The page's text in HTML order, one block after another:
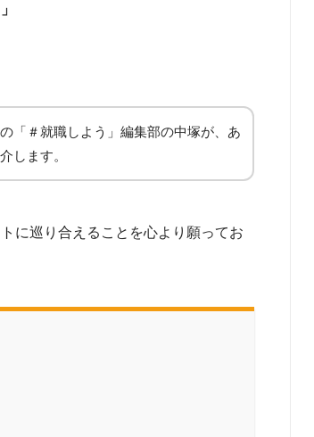
の「＃就職しよう」編集部の中塚が、あ
します。
に巡り合えることを心より願ってお